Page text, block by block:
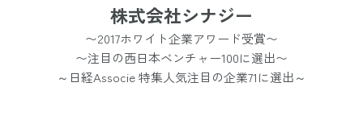
株式会社シナジー
〜2017ホワイト企業アワード受賞〜
〜注目の西日本ベンチャー100に選出〜
～日経Associe 特集人気注目の企業71に選出～